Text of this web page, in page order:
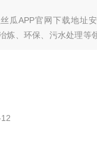
瓜APP官网下载地址安
、冶炼、环保、污水处理